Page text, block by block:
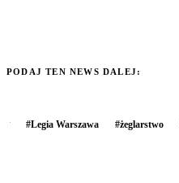
PODAJ TEN NEWS DALEJ:
#Legia Warszawa #żeglarstwo